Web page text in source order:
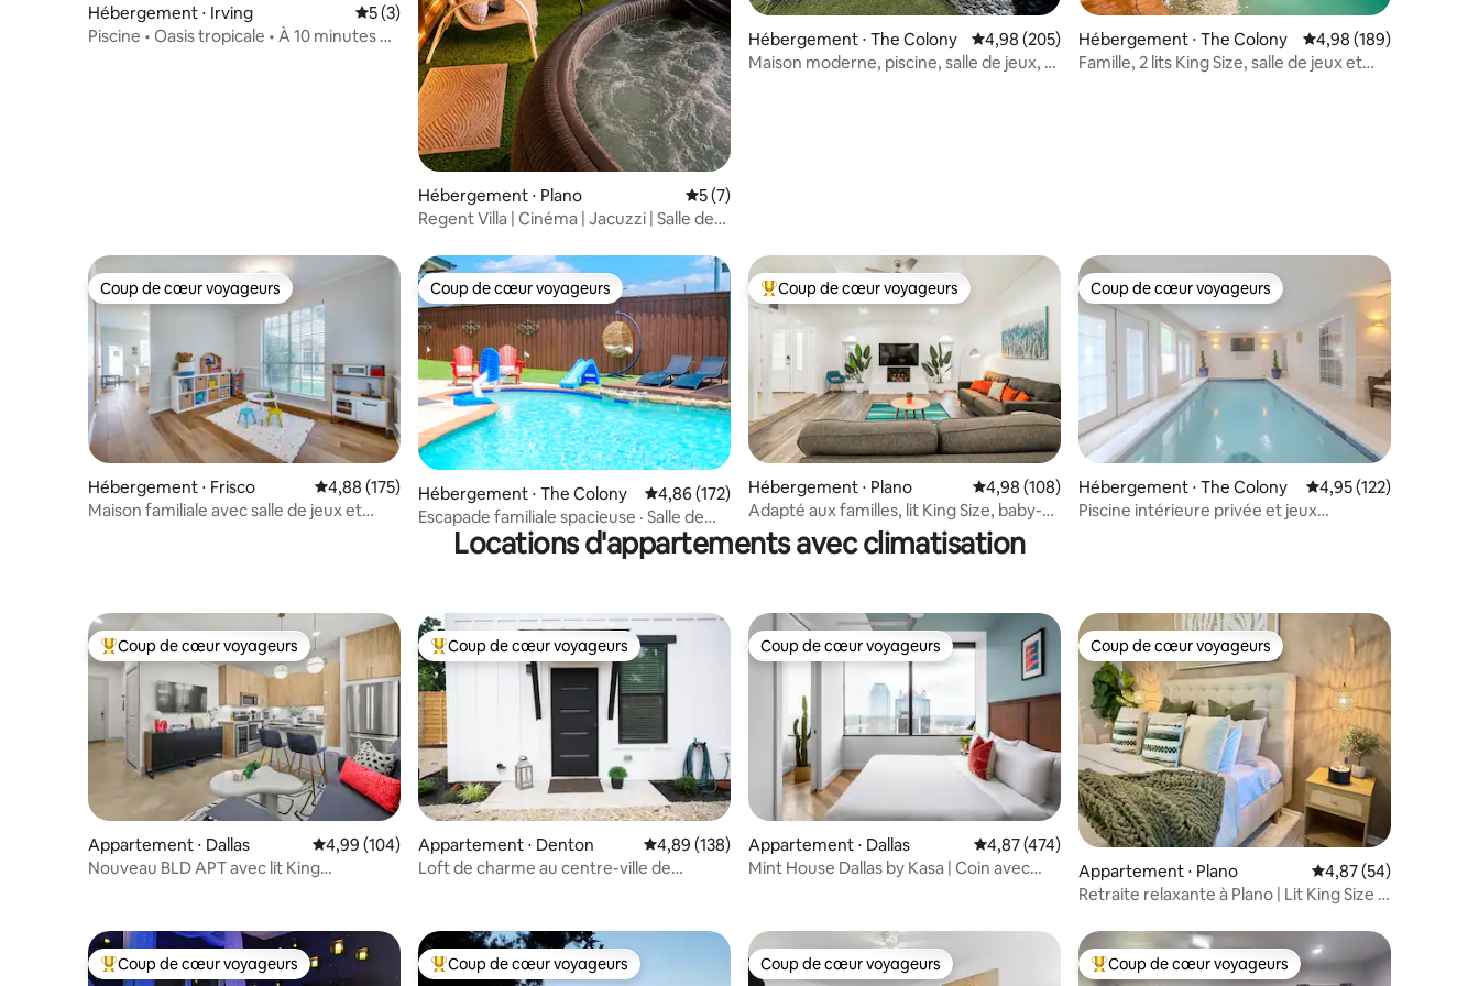
Hébergement ⋅ Irving Évaluation moyenne sur la base de 3 commentaires : 5 sur 5
5 (3)
Piscine • Oasis tropicale • À 10 minutes de
Hébergement ⋅ Plano Évaluation moyenne sur la base de 7 commentaires : 5 sur 5
5 (7)
Regent Villa | Cinéma | Jacuzzi | Salle de
Hébergement ⋅ The Colony Évaluation moyenne sur la base de 205 commentaires : 4,98 sur 5
4,98 (205)
Maison moderne, piscine, salle de jeux, à
Hébergement ⋅ The Colony Évaluation moyenne
4,98 (189)
Famille, 2 lits King Size, salle de jeux et
Coup de cœur voyageurs
Coup de cœur voyageurs
Hébergement ⋅ Frisco Évaluation moyenne sur la base de 175 commentaires : 4,88 sur 5
4,88 (175)
Maison familiale avec salle de jeux et
Coup de cœur voyageurs
Coup de cœur voyageurs
Hébergement ⋅ The Colony Évaluation moyenne sur la base de 172 commentaires : 4,86 sur 5
4,86 (172)
Escapade familiale spacieuse · Salle de
jeux · Mini-golf · Piscine
Coups de cœur voyageurs les plus appréciés
Coup de cœur voyageurs
Hébergement ⋅ Plano Évaluation moyenne sur la base de 108 commentaires : 4,98 sur 5
4,98 (108)
Adapté aux familles, lit King Size, baby-
foot, jeux, barbecue
Coup de cœur voyageurs
Coup de cœur voyageurs
Hébergement ⋅ The Colony Évaluation moyenne
4,95 (122)
Piscine intérieure privée et jeux
Locations d'appartements avec climatisation
Coups de cœur voyageurs les plus appréciés
Coup de cœur voyageurs
Appartement ⋅ Dallas Évaluation moyenne sur la base de 104 commentaires : 4,99 sur 5
4,99 (104)
Nouveau BLD APT avec lit King
Coups de cœur voyageurs les plus appréciés
Coup de cœur voyageurs
Appartement ⋅ Denton Évaluation moyenne sur la base de 138 commentaires : 4,89 sur 5
4,89 (138)
Loft de charme au centre-ville de
Coup de cœur voyageurs
Coup de cœur voyageurs
Appartement ⋅ Dallas Évaluation moyenne sur la base de 474 commentaires : 4,87 sur 5
4,87 (474)
Mint House Dallas by Kasa | Coin avec
Coup de cœur voyageurs
Coup de cœur voyageurs
Appartement ⋅ Plano Évaluation moyenne
4,87 (54)
Retraite relaxante à Plano | Lit King Size |
Coups de cœur voyageurs les plus appréciés
Coup de cœur voyageurs Coups de cœur voyageurs les plus appréciés
Coup de cœur voyageurs Coup de cœur voyageurs
Coup de cœur voyageurs Coups de cœur voyageurs les plus appréciés
Coup de cœur voyageurs